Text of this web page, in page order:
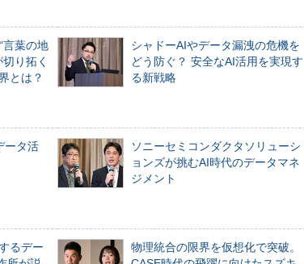
言葉の地
り拓く
とは？
シャドーAIやデータ漏洩の危機を
どう防ぐ？ 安全なAI活用を実現す
る新戦略
ータ活
ソニーセミコンダクタソリューシ
ョンズが挑むAI時代のデータマネ
ジメント
るデー
物理統合の限界を仮想化で突破。